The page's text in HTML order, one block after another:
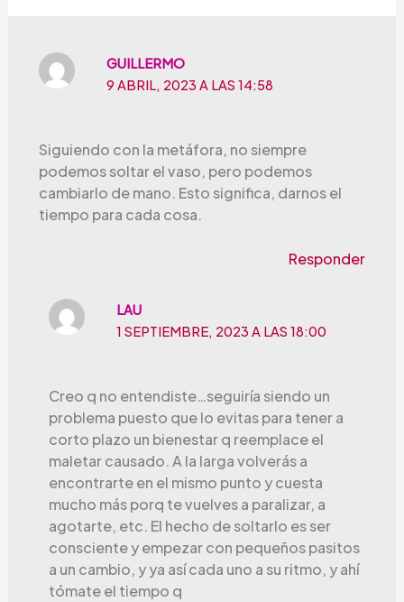
GUILLERMO
9 ABRIL, 2023 A LAS 14:58
Siguiendo con la metáfora, no siempre
podemos soltar el vaso, pero podemos
cambiarlo de mano. Esto significa, darnos el
tiempo para cada cosa.
Responder
LAU
1 SEPTIEMBRE, 2023 A LAS 18:00
Creo q no entendiste…seguiría siendo un
problema puesto que lo evitas para tener a
corto plazo un bienestar q reemplace el
maletar causado. A la larga volverás a
encontrarte en el mismo punto y cuesta
mucho más porq te vuelves a paralizar, a
agotarte, etc. El hecho de soltarlo es ser
consciente y empezar con pequeños pasitos
a un cambio, y ya así cada uno a su ritmo, y ahí
tómate el tiempo q